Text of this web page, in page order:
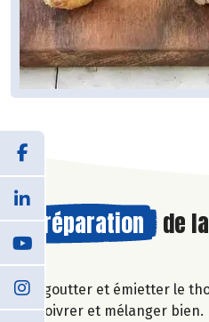
Préparation de la
Egoutter et émietter le
poivrer et mélanger bien.